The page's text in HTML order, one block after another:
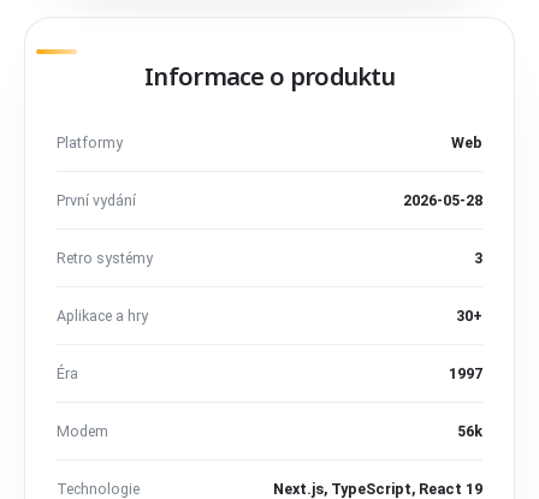
Informace o produktu
Platformy Web
První vydání 2026-05-28
Retro systémy 3
Aplikace a hry 30+
Éra 1997
Modem 56k
Technologie Next.js, TypeScript, React 19